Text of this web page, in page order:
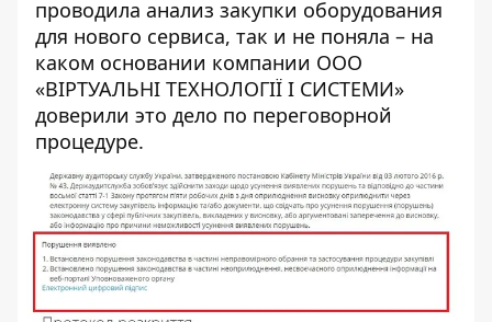
проводила анализ закупки оборудования
для нового сервиса, так и не поняла – на
каком основании компании ООО
«ВІРТУАЛЬНІ ТЕХНОЛОГІЇ І СИСТЕМИ»
доверили это дело по переговорной
процедуре.